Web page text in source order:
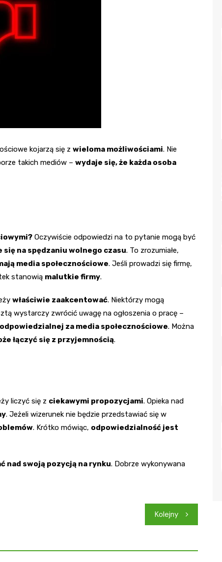
kojarzą się z wieloma możliwościami. Nie
takich mediów – wydaje się, że każda osoba
Oczywiście odpowiedzi na to pytanie mogą być
na spędzaniu wolnego czasu. To zrozumiałe,
media społecznościowe. Jeśli prowadzi się firmę,
stanowią malutkie firmy.
właściwie zaakcentować. Niektórzy mogą
wystarczy zwrócić uwagę na ogłoszenia o pracę –
za media społecznościowe. Można
łączyć się z przyjemnością.
liczyć się z ciekawymi propozycjami. Opieka nad
. Jeżeli wizerunek nie będzie przedstawiać się w
. Krótko mówiąc, odpowiedzialność jest
nad swoją pozycją na rynku. Dobrze wykonywana
Kolejny